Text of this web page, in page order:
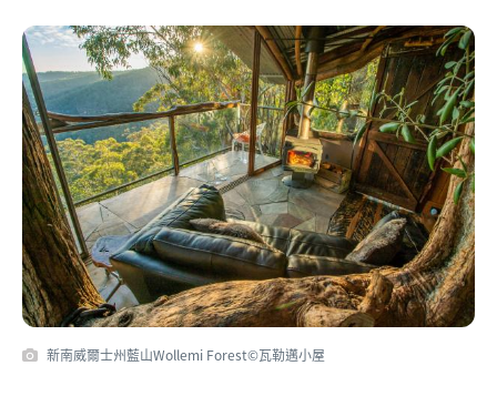
新南威爾士州藍山Wollemi Forest©瓦勒邁小屋